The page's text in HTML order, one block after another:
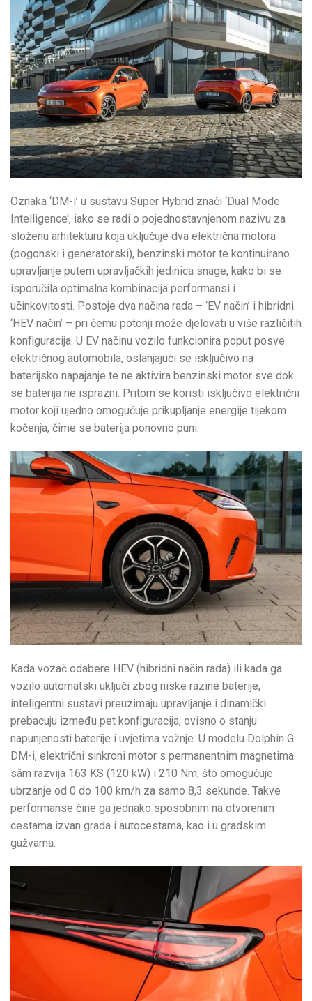
Oznaka ‘DM-i’ u sustavu Super Hybrid znači ‘Dual Mode
Intelligence’, iako se radi o pojednostavnjenom nazivu za
složenu arhitekturu koja uključuje dva električna motora
(pogonski i generatorski), benzinski motor te kontinuirano
upravljanje putem upravljačkih jedinica snage, kako bi se
isporučila optimalna kombinacija performansi i
učinkovitosti. Postoje dva načina rada – ‘EV način’ i hibridni
‘HEV način’ – pri čemu potonji može djelovati u više različitih
konfiguracija. U EV načinu vozilo funkcionira poput posve
električnog automobila, oslanjajući se isključivo na
baterijsko napajanje te ne aktivira benzinski motor sve dok
se baterija ne isprazni. Pritom se koristi isključivo električni
motor koji ujedno omogućuje prikupljanje energije tijekom
kočenja, čime se baterija ponovno puni.
Kada vozač odabere HEV (hibridni način rada) ili kada ga
vozilo automatski uključi zbog niske razine baterije,
inteligentni sustavi preuzimaju upravljanje i dinamički
prebacuju između pet konfiguracija, ovisno o stanju
napunjenosti baterije i uvjetima vožnje. U modelu Dolphin G
DM-i, električni sinkroni motor s permanentnim magnetima
sâm razvija 163 KS (120 kW) i 210 Nm, što omogućuje
ubrzanje od 0 do 100 km/h za samo 8,3 sekunde. Takve
performanse čine ga jednako sposobnim na otvorenim
cestama izvan grada i autocestama, kao i u gradskim
gužvama.